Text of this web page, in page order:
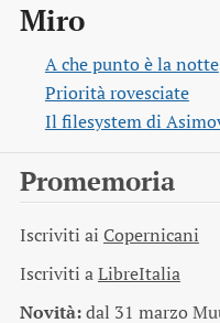
Miro
A che punto è la notte
Priorità rovesciate
Il filesystem di
Promemoria
Iscriviti ai Copernicani
Iscriviti aLibreItalia
Novità:dal 31 marzo